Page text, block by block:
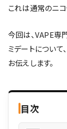
これは通常のニコ
今回は、VAPE専
ミデートについ
お伝えします。
目次